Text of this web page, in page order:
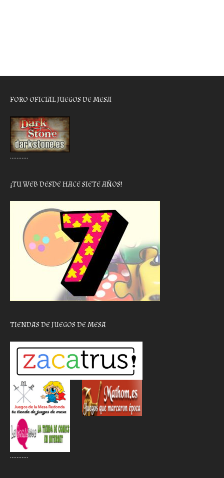
FORO OFICIAL JUEGOS DE MESA
………..
¡TU WEB DESDE HACE SIETE AÑOS!
TIENDAS DE JUEGOS DE MESA
………..